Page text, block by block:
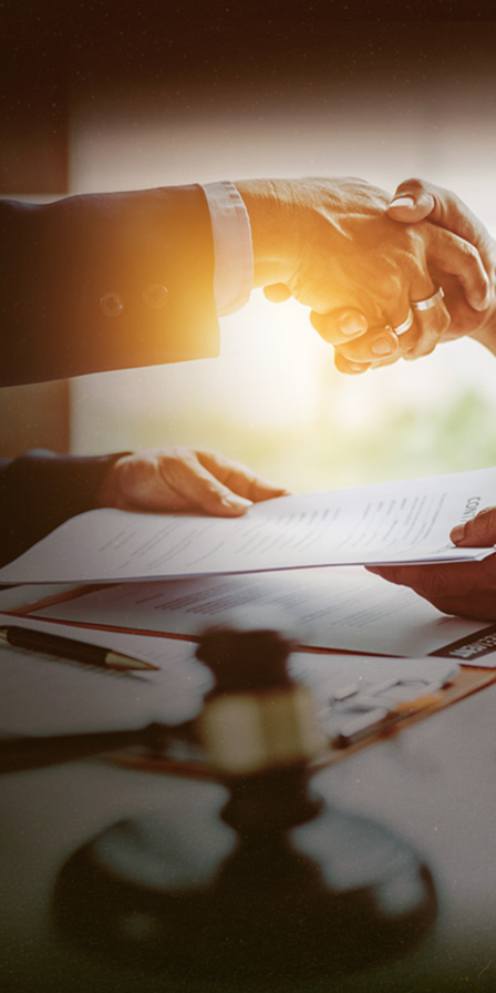
頭當舖借錢超低
人員再享優惠利率
高雄當舖 > 當舖知識文章
頭當舖借錢超低利息，軍公教人員再享優惠